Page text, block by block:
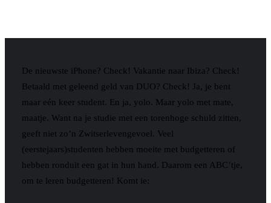
De nieuwste iPhone? Check! Vakantie naar Ibiza? Check!
Betaald met geleend geld van DUO? Check! Ja, je bent
maar eén keer student. En ja, yolo. Maar yolo met mate,
maatje. Want na je studie met een torenhoge schuld zitten,
geeft niet zo’n Zwitserlevengevoel. Veel
(eerstejaars)studenten hebben moeite met budgetteren of
hebben ronduit een gat in hun hand. Daarom een ABC’tje,
om te leren budgetteren! Komt ie: